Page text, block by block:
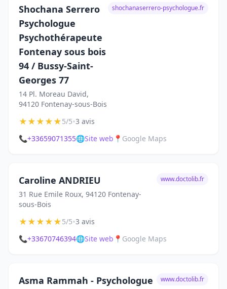
Shochana Serrero
Psychologue
Psychothérapeute
Fontenay sous bois
94 / Bussy-Saint-
Georges 77
14 Pl. Moreau David,
94120 Fontenay-sous-Bois
shochanaserrero-psychologue.fr
★★★★★5/5•3 avis
📞+33659071355🌐Site web 📍 Google Maps
Caroline ANDRIEU
31 Rue Emile Roux, 94120 Fontenay-
sous-Bois
www.doctolib.fr
★★★★★5/5•3 avis
📞+33670746394🌐Site web 📍 Google Maps
Asma Rammah - Psychologue www.doctolib.fr